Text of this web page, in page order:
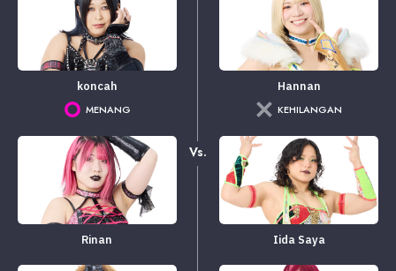
koncah
MENANG
Rinan
Vs.
Hannan
KEHILANGAN
Iida Saya